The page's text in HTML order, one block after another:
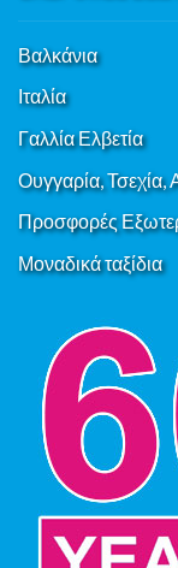
Βαλκάνια
Ιταλία
Γαλλία Ελβετία
Ουγγαρία,
Προσφορές
Μοναδικά ταξίδια